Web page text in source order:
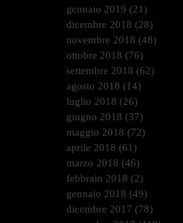
gennaio 2019 (21)
dicembre 2018 (28)
novembre 2018 (48)
ottobre 2018 (76)
settembre 2018 (62)
agosto 2018 (14)
luglio 2018 (26)
giugno 2018 (37)
maggio 2018 (72)
aprile 2018 (61)
marzo 2018 (46)
febbraio 2018 (2)
gennaio 2018 (49)
dicembre 2017 (78)